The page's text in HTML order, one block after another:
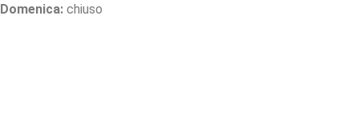
Domenica: chiuso